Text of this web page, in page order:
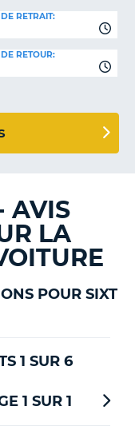
RETRAIT:
RETOUR:
AVIS
LA
POUR SIXT
1 SUR 6
1 SUR 1